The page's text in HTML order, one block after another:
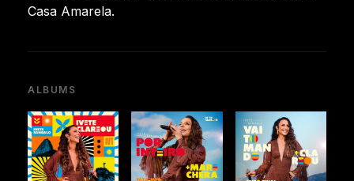
Casa Amarela.
ALBUMS